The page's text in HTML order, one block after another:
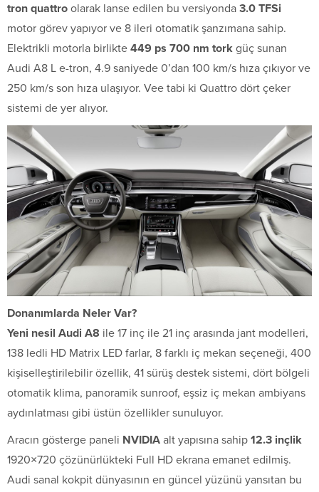
tron quattro olarak lanse edilen bu versiyonda 3.0 TFSi
motor görev yapıyor ve 8 ileri otomatik şanzımana sahip.
Elektrikli motorla birlikte 449 ps 700 nm tork güç sunan
Audi A8 L e-tron, 4.9 saniyede 0’dan 100 km/s hıza çıkıyor ve
250 km/s son hıza ulaşıyor. Vee tabi ki Quattro dört çeker
sistemi de yer alıyor.
Donanımlarda Neler Var?
Yeni nesil Audi A8 ile 17 inç ile 21 inç arasında jant modelleri,
138 ledli HD Matrix LED farlar, 8 farklı iç mekan seçeneği, 400
kişiselleştirilebilir özellik, 41 sürüş destek sistemi, dört bölgeli
otomatik klima, panoramik sunroof, eşsiz iç mekan ambiyans
aydınlatması gibi üstün özellikler sunuluyor.
Aracın gösterge paneli NVIDIA alt yapısına sahip 12.3 inçlik
1920×720 çözünürlükteki Full HD ekrana emanet edilmiş.
Audi sanal kokpit dünyasının en güncel yüzünü yansıtan bu